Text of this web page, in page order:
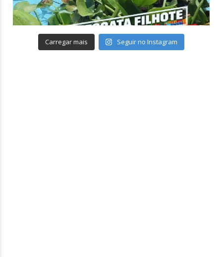
Carregar mais Seguir no Instagram